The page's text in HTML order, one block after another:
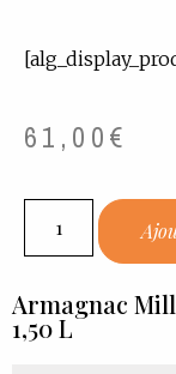
61,00€
Armagnac
1,50 L